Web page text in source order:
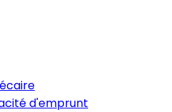
d'emprunt